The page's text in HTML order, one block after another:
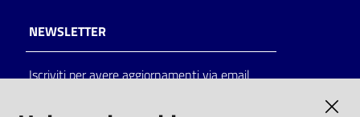
Catalogo
NEWSLETTER
Iscriviti per avere aggiornamenti via email